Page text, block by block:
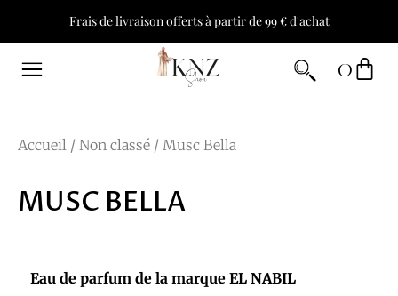
Frais de livraison offerts à partir de 99 € d'achat
0
Accueil / Non classé / Musc Bella
MUSC BELLA
Eau de parfum de la marque EL NABIL